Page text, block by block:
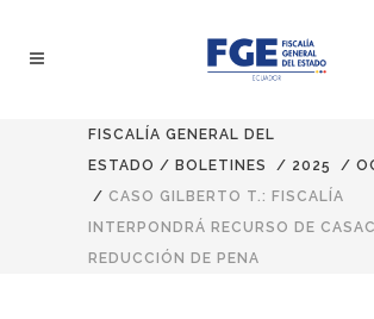
FISCALÍA GENERAL DEL
ESTADO / BOLETINES / 2025 /
/ CASO GILBERTO T.: FISCALÍA
INTERPONDRÁ RECURSO DE
REDUCCIÓN DE PENA